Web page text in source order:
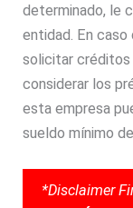
determinado, le
entidad. En
solicitar créditos
considerar los
esta empresa
sueldo mínimo
*Disclaimer